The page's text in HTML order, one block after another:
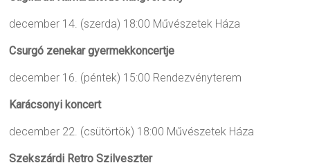
december 14. (szerda) 18:00 Művészetek Háza
Csurgó zenekar gyermekkoncertje
december 16. (péntek) 15:00 Rendezvényterem
Karácsonyi koncert
december 22. (csütörtök) 18:00 Művészetek Háza
Szekszárdi Retro Szilveszter